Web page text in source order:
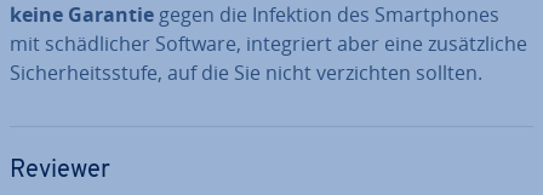
keine Garantie gegen die Infektion des Smart­phones
mit schäd­li­cher Software, in­te­griert aber eine zu­sätz­li­che
Si­cher­heits­stu­fe, auf die Sie nicht ver­zich­ten sollten.
Reviewer